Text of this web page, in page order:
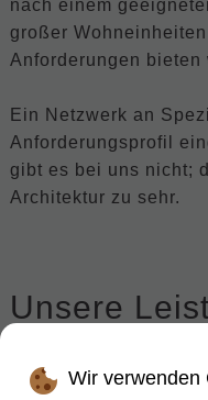
nach einem
großer
Anforderungen
Ein Netzwerk an
Anforderungsprofil
gibt es bei uns nicht;
Architektur zu sehr.
Unsere
Für Verkäufer:
Wir verwenden